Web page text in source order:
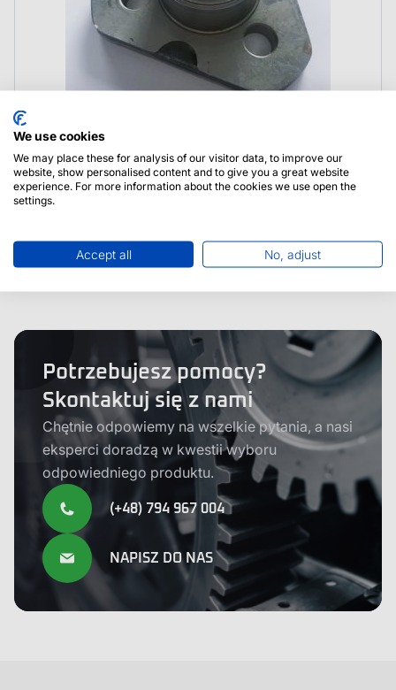
6190566M1 Massey Ferguson Sworzeń
Zwrotnicy
Potrzebujesz pomocy?
Skontaktuj się z nami
Chętnie odpowiemy na wszelkie pytania, a nasi
eksperci doradzą w kwestii wyboru
odpowiedniego produktu.
(+48) 794 967 004
NAPISZ DO NAS
We use cookies
We may place these for analysis of our visitor data, to improve our
website, show personalised content and to give you a great website
experience. For more information about the cookies we use open the
settings.
Accept all No, adjust